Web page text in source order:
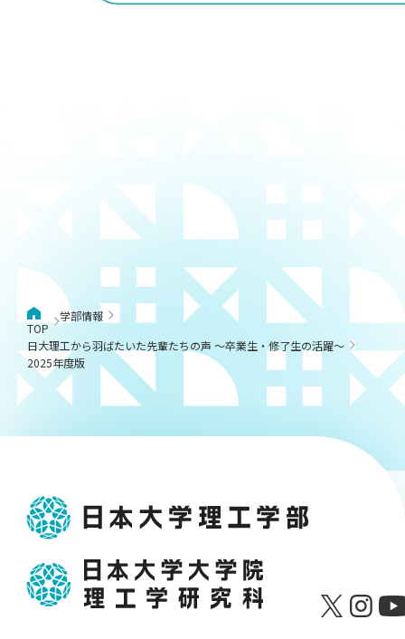
TOP
学部情報
日大理工から羽ばたいた先輩たちの声 ～卒業生・修了生の活躍～
2025年度版